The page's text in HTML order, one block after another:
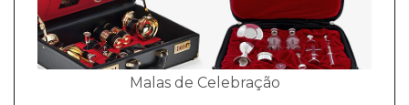
Malas de Celebração